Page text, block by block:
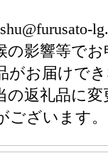
影響等でお
がお届けで
の返礼品に
ございます。